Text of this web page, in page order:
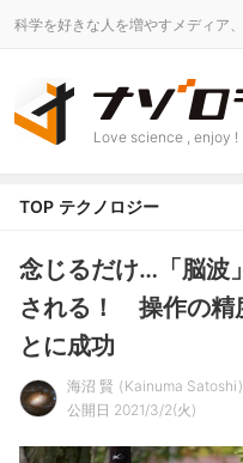
科学を好きな人を増やすメディア
Love science , enjoy !
TOP テクノロジー
念じるだけ…「脳波
される！ 操作の精
とに成功
海沼 賢
Kainuma Satoshi
公開日 2021/3/2(火)